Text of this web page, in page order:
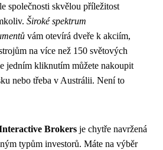
společnosti skvělou příležitost
Široké spektrum
vám otevírá dveře k akciím,
na více než 150 světových
jedním kliknutím můžete nakoupit
nebo třeba v Austrálii. Není to
Brokers je chytře navržená
typům investorů. Máte na výběr